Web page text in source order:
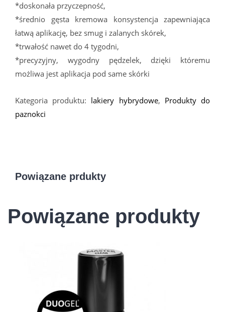
*doskonała przyczepność,
*średnio gęsta kremowa konsystencja zapewniająca
łatwą aplikację, bez smug i zalanych skórek,
*trwałość nawet do 4 tygodni,
*precyzyjny, wygodny pędzelek, dzięki któremu
możliwa jest aplikacja pod same skórki
Kategoria produktu: lakiery hybrydowe, Produkty do
paznokci
Powiązane prdukty
Powiązane produkty